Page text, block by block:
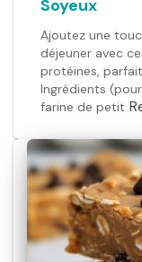
Soyeux
Ajoutez une
déjeuner avec
protéines,
Ingrédients
farine de petit